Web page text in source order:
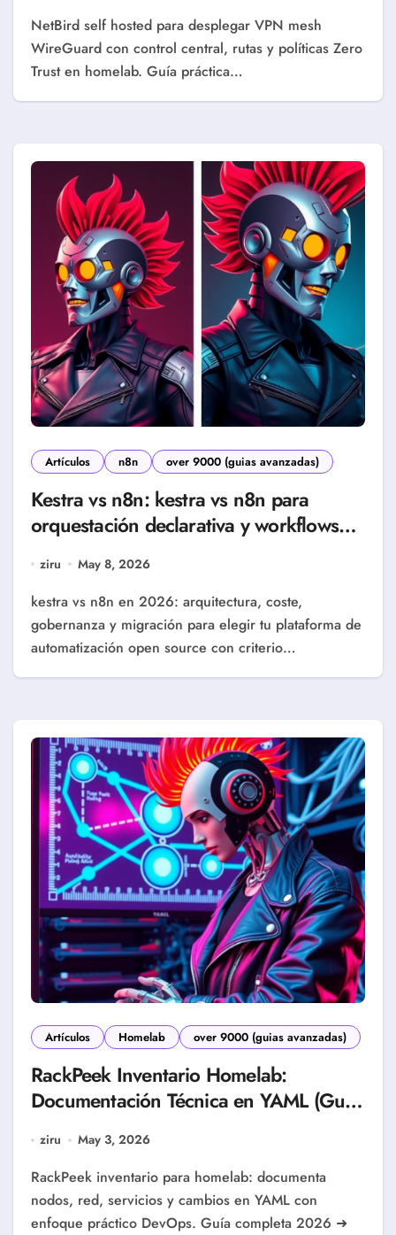
NetBird self hosted para desplegar VPN mesh
WireGuard con control central, rutas y políticas Zero
Trust en homelab. Guía práctica…
Artículos n8n over 9000 (guias avanzadas)
Kestra vs n8n: kestra vs n8n para
orquestación declarativa y workflows
ziru May 8, 2026
kestra vs n8n en 2026: arquitectura, coste,
gobernanza y migración para elegir tu plataforma de
automatización open source con criterio…
Artículos Homelab over 9000 (guias avanzadas)
RackPeek Inventario Homelab:
Documentación Técnica en YAML (Guía
ziru May 3, 2026
RackPeek inventario para homelab: documenta
nodos, red, servicios y cambios en YAML con
enfoque práctico DevOps. Guía completa 2026 ➜